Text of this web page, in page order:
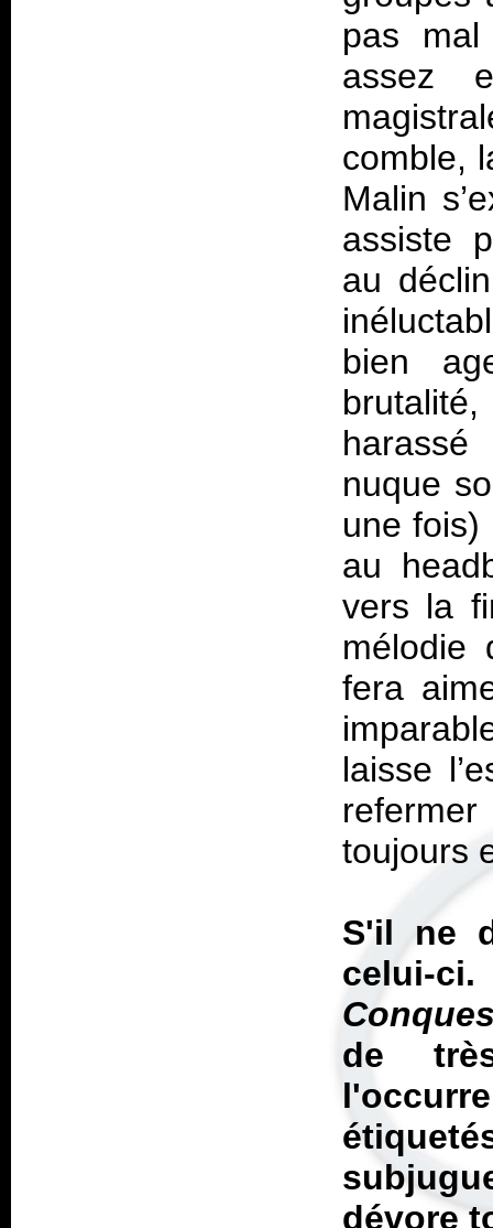
pas
assez
comble,
Malin
assiste
au
bien
nuque
une fois)
au
vers la
mélodie
fera
laisse
toujours
S'il ne
celui-
de
dévore